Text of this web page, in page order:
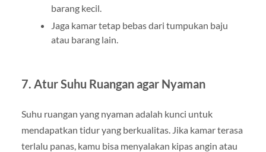
barang kecil.
Jaga kamar tetap bebas dari tumpukan baju
atau barang lain.
7. Atur Suhu Ruangan agar Nyaman
Suhu ruangan yang nyaman adalah kunci untuk
mendapatkan tidur yang berkualitas. Jika kamar terasa
terlalu panas, kamu bisa menyalakan kipas angin atau